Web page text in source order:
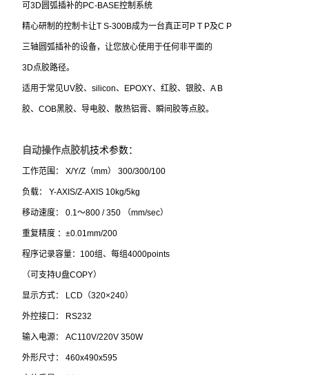
可3D圆弧插补的PC-BASE控制系统
精心研制的控制卡让T S-300B成为一台真正可P T P及C P
三轴圆弧插补的设备，让您放心使用于任何非平面的
3D点胶路径。
适用于常见UV胶、silicon、EPOXY、红胶、银胶、A B
胶、COB黑胶、导电胶、散热铝膏、瞬间胶等点胶。
自动操作点胶机技术参数：
工作范围： X/Y/Z（mm） 300/300/100
负载： Y-AXIS/Z-AXIS 10kg/5kg
移动速度： 0.1～800 / 350 （mm/sec）
重复精度 ：±0.01mm/200
程序记录容量：100组、每组4000points
（可支持U盘COPY）
显示方式： LCD（320×240）
外控接口： RS232
输入电源： AC110V/220V 350W
外形尺寸： 460x490x595